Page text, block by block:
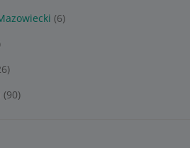
(6)
(90)